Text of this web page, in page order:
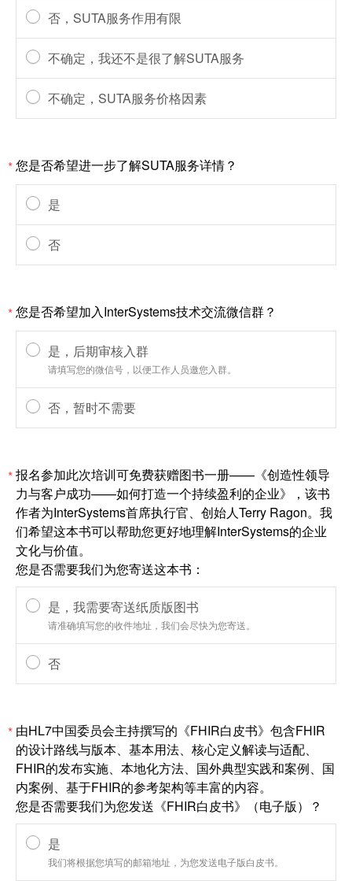
否，SUTA服务作用有限
不确定，我还不是很了解SUTA服务
不确定，SUTA服务价格因素
*您是否希望进一步了解SUTA服务详情？
是
否
*您是否希望加入InterSystems技术交流微信群？
是，后期审核入群
请填写您的微信号，以便工作人员邀您入群。
否，暂时不需要
*报名参加此次培训可免费获赠图书一册——《创造性领导
力与客户成功——如何打造一个持续盈利的企业》，该书
作者为InterSystems首席执行官、创始人Terry Ragon。我
们希望这本书可以帮助您更好地理解InterSystems的企业
文化与价值。
您是否需要我们为您寄送这本书：
是，我需要寄送纸质版图书
请准确填写您的收件地址，我们会尽快为您寄送。
否
* 由HL7中国委员会主持撰写的《FHIR白皮书》包含FHIR
的设计路线与版本、基本用法、核心定义解读与适配、
FHIR的发布实施、本地化方法、国外典型实践和案例、国
内案例、基于FHIR的参考架构等丰富的内容。
您是否需要我们为您发送《FHIR白皮书》（电子版）？
是
我们将根据您填写的邮箱地址，为您发送电子版白皮书。